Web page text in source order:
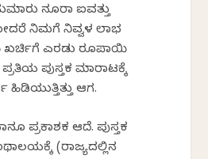
ನೂರಾ ಐವತ್ತು
ನಿಮಗೆ ನಿವ್ವಳ ಲಾಭ
ಖರ್ಚಿಗೆ ಎರಡು ರೂಪಾಯಿ
ಪ್ರತಿಯ ಪುಸ್ತಕ ಮಾರಾಟಕ್ಕೆ
ಹಿಡಿಯುತ್ತಿತ್ತು ಆಗ.
ಪ್ರಕಾಶಕ ಆದೆ. ಪುಸ್ತಕ
(ರಾಜ್ಯದಲ್ಲಿನ